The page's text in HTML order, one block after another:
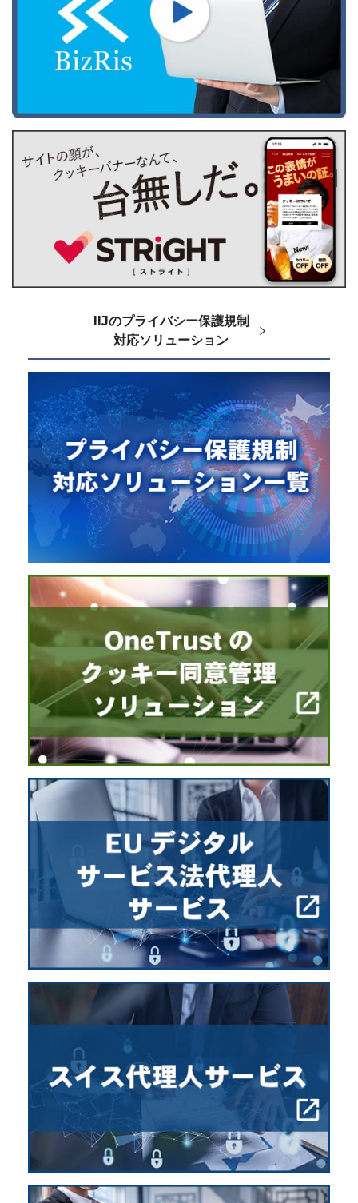
IIJのプライバシー保護規制
対応ソリューション